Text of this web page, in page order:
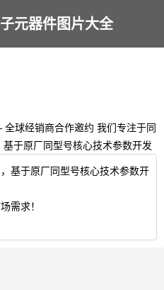
元器件图片大全
球经销商合作邀约 我们专注于同
于原厂同型号核心技术参数开发
基于原厂同型号核心技术参数开
需求！